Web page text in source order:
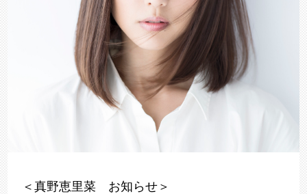
＜真野恵里菜 お知らせ＞